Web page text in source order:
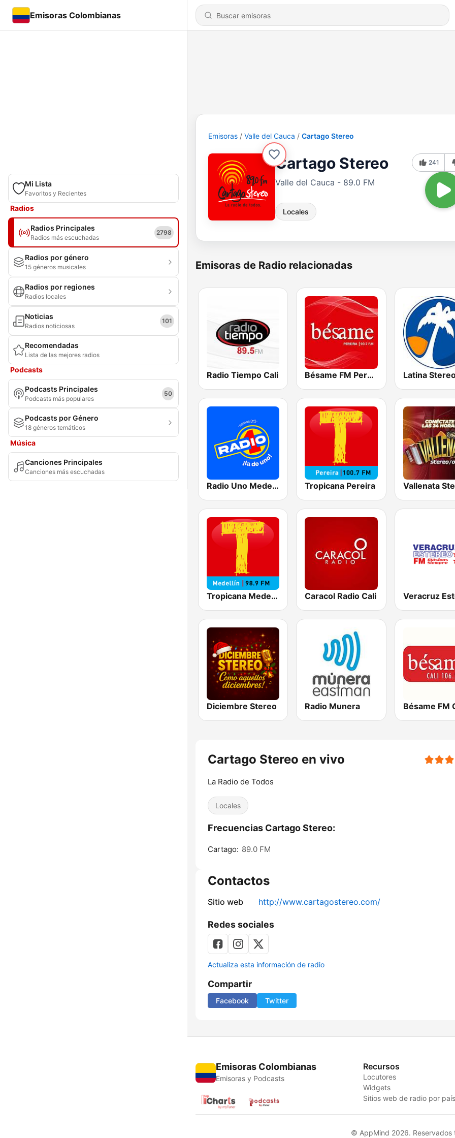
Emisoras Colombianas
Mi Lista
Favoritos y Recientes
Radios
Radios Principales
Radios más escuchadas
2798
Radios por género
15 géneros musicales
Radios por regiones
Radios locales
Noticias
Radios noticiosas
101
Recomendadas
Lista de las mejores radios
Podcasts
Podcasts Principales
Podcasts más populares
50
Podcasts por Género
18 géneros temáticos
Música
Canciones Principales
Canciones más escuchadas
Emisoras Valle del Cauca Cartago Stereo
Cartago Stereo
Valle del Cauca - 89.0 FM
Locales
241
Emisoras de Radio relacionadas
Radio Tiempo Cali Bésame FM Pereira Latina
Radio Uno Medellín Tropicana Pereira Vallenata
Tropicana Medellín Caracol Radio Cali Veracruz
Diciembre Stereo Radio Munera Bésame FM
Cartago Stereo en vivo
La Radio de Todos
Locales
Frecuencias Cartago Stereo:
Cartago: 89.0 FM
Contactos
Sitio web http://www.cartagostereo.com/
Redes sociales
Actualiza esta información de radio
Compartir
Facebook Twitter
Emisoras Colombianas
Emisoras y Podcasts
Recursos
Locutores
Widgets
Sitios web de radio por
© AppMind 2026. Reservados